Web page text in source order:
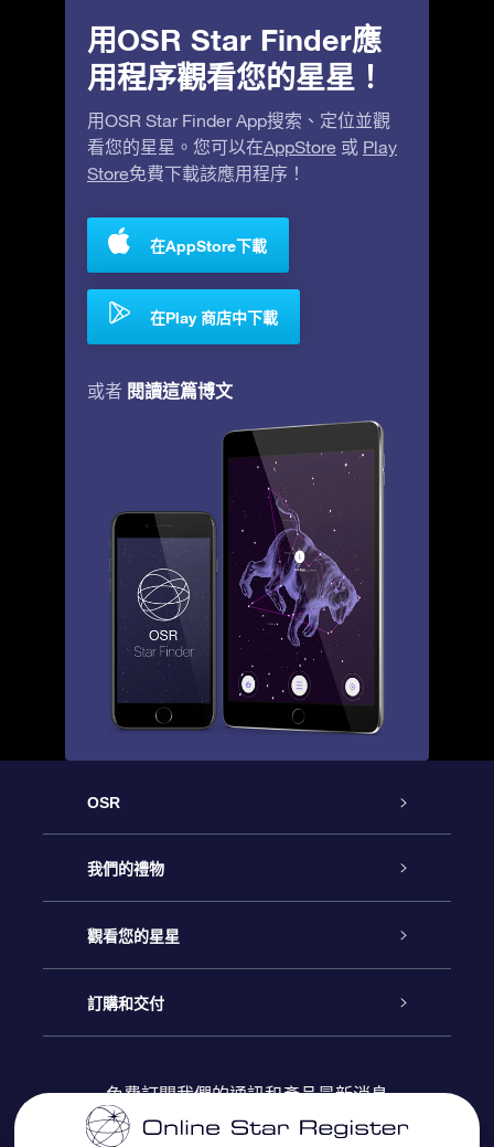
用OSR Star Finder應
用程序觀看您的星星！
用OSR Star Finder App搜索、定位並觀
看您的星星。您可以在AppStore 或 Play
Store免費下載該應用程序！
在AppStore下載
在Play 商店中下載
或者 閱讀這篇博文
OSR
客戶服務
聯繫我們
博客
評論
我們的禮物
Online Star禮物
OSR禮物包
OSR 禮物卡
觀看您的星星
星星注册
個性化的Star Page
訂購和交付
付款資訊
免費訂閱我們的通訊和產品最新消息